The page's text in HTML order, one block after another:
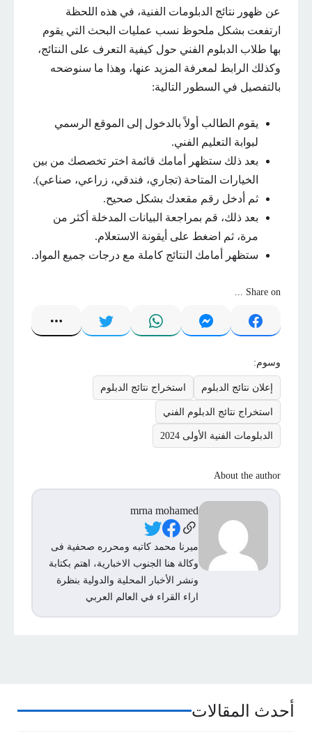
عن ظهور نتائج الدبلومات الفنية، في هذه اللحظة
ارتفعت بشكل ملحوظ نسب عمليات البحث التي يقوم
بها طلاب الدبلوم الفني حول كيفية التعرف على النتائج،
وكذلك الرابط لمعرفة المزيد عنها، وهذا ما سنوضحه
بالتفصيل في السطور التالية:
يقوم الطالب أولاً بالدخول إلى الموقع الرسمي
لبوابة التعليم الفني.
بعد ذلك ستظهر أمامك قائمة اختر تخصصك من بين
الخيارات المتاحة (تجاري، فندقي، زراعي، صناعي).
ثم أدخل رقم مقعدك بشكل صحيح.
بعد ذلك، قم بمراجعة البيانات المدخلة أكثر من
مرة، ثم اضغط على أيقونة الاستعلام.
ستظهر أمامك النتائج كاملة مع درجات جميع المواد.
Share on ...
وسوم:
إعلان نتائج الدبلوم استخراج نتائج الدبلوم
استخراج نتائج الدبلوم الفني
الدبلومات الفنية الأولى 2024
About the author
mrna mohamed
Social Links
ميرنا محمد كاتبه ومحرره صحفية فى
وكالة هنا الجنوب الاخبارية، اهتم بكتابة
ونشر الأخبار المحلية والدولية بنظرة
اراء القراء في العالم العربي
أحدث المقالات